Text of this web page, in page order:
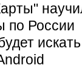
по России